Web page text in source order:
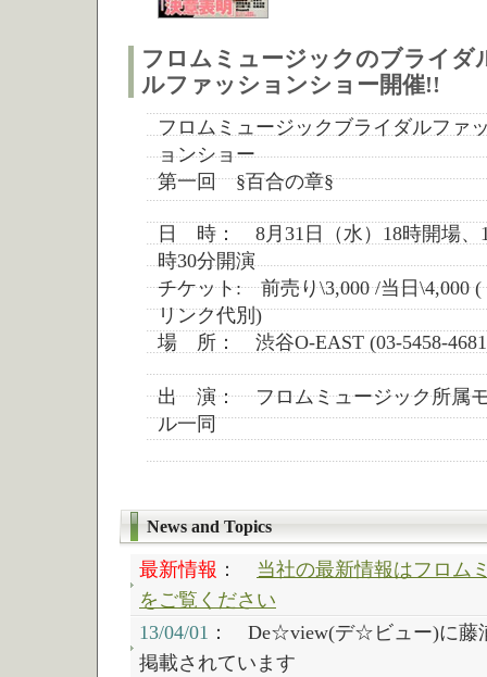
フロムミュージックのブライダ
ルファッションショー開催!!
フロムミュージックブライダルファ
ョンショー
第一回 §百合の章§
日 時： 8月31日（水）18時開場、
時30分開演
チケット: 前売り\3,000 /当日\4,000 (
リンク代別)
場 所： 渋谷O-EAST (03-5458-
出 演： フロムミュージック所属
ル一同
News and Topics
最新情報 ： 当社の最新情報はフロム
をご覧ください
13/04/01 ： De☆view(デ☆ビュー)に藤
掲載されています